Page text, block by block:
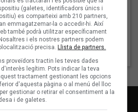
erigint-se en massa
(galetes, identificadors únics i
es comparteixi amb 210 partners,
emmagatzemar-la o accedir-hi. Així
també podrà utilitzar específicament
i els nostres partners podem
precisa. Llista de partners.
proveïdors tractin les teves dades
legítim. Pots indicar la teva
tractament gestionant les opcions
d'aquesta pàgina o al menú del lloc
gestionar o retirar el consentiment a la
i de galetes.